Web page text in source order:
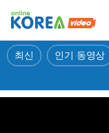
최신 인기 동영상